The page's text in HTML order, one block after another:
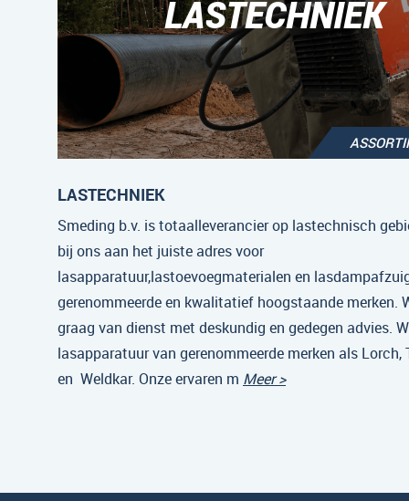
LASTECHNIEK
LASTECHNIEK
Smeding b.v. is totaalleverancier op lastechnisch
bij ons aan het juiste adres voor
lasapparatuur,lastoevoegmaterialen en
gerenommeerde en kwalitatief hoogstaande merken.
graag van dienst met deskundig en gedegen advies.
lasapparatuur van gerenommeerde merken als Lorch,
en Weldkar. Onze ervaren m Meer >